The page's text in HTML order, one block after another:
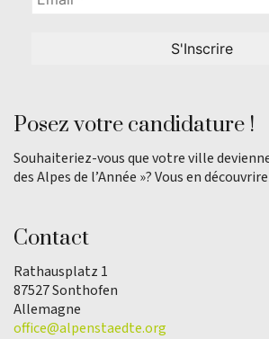
Posez votre candidature !
Souhaiteriez-vous que votre ville
des Alpes de l’Année »? Vous en
Contact
Rathausplatz 1
87527 Sonthofen
Allemagne
office@alpenstaedte.org